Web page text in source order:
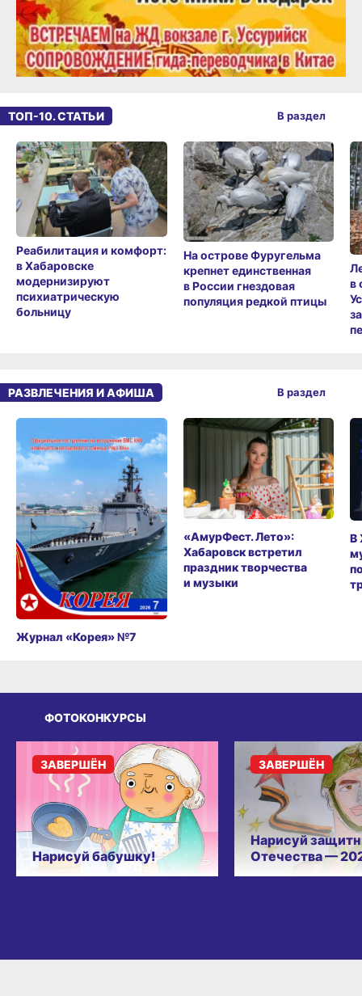
ТОП-10. СТАТЬИ
Реабилитация и комфорт:
в Хабаровске
модернизируют
психиатрическую
больницу
На острове Фуругельма
крепнет единственная
в России гнездовая
популяция редкой птицы
в
В раздел
РАЗВЛЕЧЕНИЯ И АФИША
Журнал «Корея» №7
«АмурФест. Лето»:
Хабаровск встретил
праздник творчества
и музыки
В
В раздел
ФОТОКОНКУРСЫ
Нарисуй бабушку!
ЗАВЕРШЁН
Нарисуй
Отечества —
ЗАВЕРШЁН